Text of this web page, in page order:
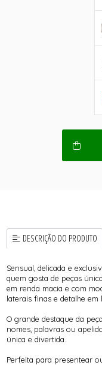
DESCRIÇÃO DO PRODUTO
Sensual, delicada e
quem gosta de peças
em renda macia e com
laterais finas e detalhe
O grande destaque da
nomes, palavras ou
única e divertida.
Perfeita para presentear